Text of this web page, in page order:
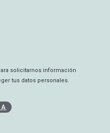
solicitarnos información
tus datos personales.